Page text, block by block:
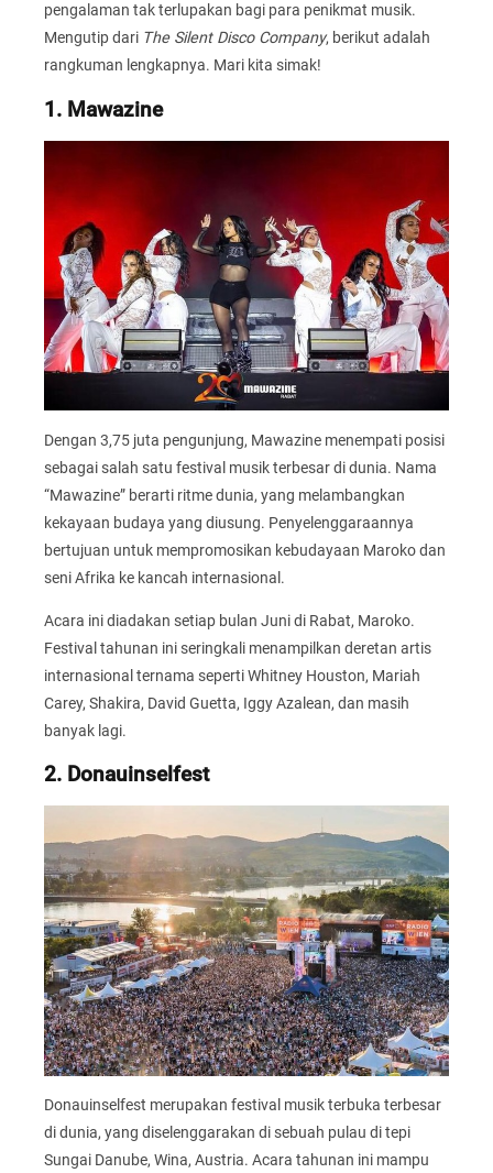
pengalaman tak terlupakan bagi para penikmat musik.
Mengutip dari The Silent Disco Company, berikut adalah
rangkuman lengkapnya. Mari kita simak!
1. Mawazine
Dengan 3,75 juta pengunjung, Mawazine menempati posisi
sebagai salah satu festival musik terbesar di dunia. Nama
“Mawazine” berarti ritme dunia, yang melambangkan
kekayaan budaya yang diusung. Penyelenggaraannya
bertujuan untuk mempromosikan kebudayaan Maroko dan
seni Afrika ke kancah internasional.
Acara ini diadakan setiap bulan Juni di Rabat, Maroko.
Festival tahunan ini seringkali menampilkan deretan artis
internasional ternama seperti Whitney Houston, Mariah
Carey, Shakira, David Guetta, Iggy Azalean, dan masih
banyak lagi.
2. Donauinselfest
Donauinselfest merupakan festival musik terbuka terbesar
di dunia, yang diselenggarakan di sebuah pulau di tepi
Sungai Danube, Wina, Austria. Acara tahunan ini mampu